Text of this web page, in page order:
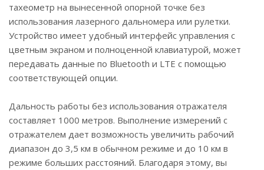
тахеометр на вынесенной опорной точке без
использования лазерного дальномера или рулетки.
Устройство имеет удобный интерфейс управления с
цветным экраном и полноценной клавиатурой, может
передавать данные по Bluetooth и LTE с помощью
соответствующей опции.
Дальность работы без использования отражателя
составляет 1000 метров. Выполнение измерений с
отражателем дает возможность увеличить рабочий
диапазон до 3,5 км в обычном режиме и до 10 км в
режиме больших расстояний. Благодаря этому, вы